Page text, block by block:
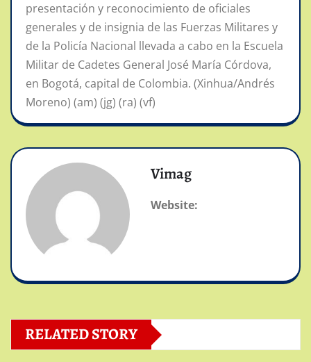
presentación y reconocimiento de oficiales
generales y de insignia de las Fuerzas Militares y
de la Policía Nacional llevada a cabo en la Escuela
Militar de Cadetes General José María Córdova,
en Bogotá, capital de Colombia. (Xinhua/Andrés
Moreno) (am) (jg) (ra) (vf)
Vimag
Website:
RELATED STORY